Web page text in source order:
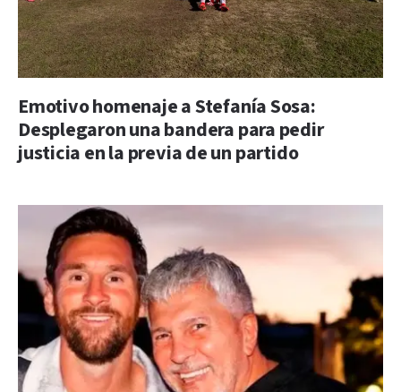
Emotivo homenaje a Stefanía Sosa:
Desplegaron una bandera para pedir
justicia en la previa de un partido